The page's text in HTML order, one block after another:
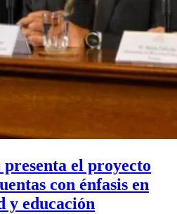
el proyecto
con énfasis en
y educación